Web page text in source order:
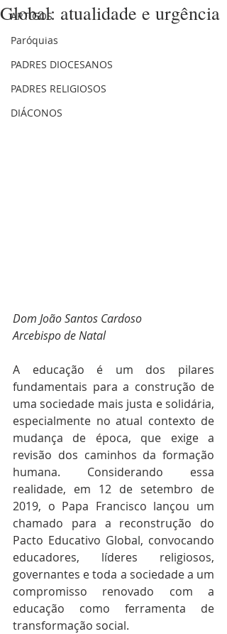
ARTIGOS
Paróquias
PADRES DIOCESANOS
PADRES RELIGIOSOS
DIÁCONOS
Global: atualidade e urgência
Dom João Santos Cardoso
Arcebispo de Natal
A educação é um dos pilares
fundamentais para a construção de
uma sociedade mais justa e solidária,
especialmente no atual contexto de
mudança de época, que exige a
revisão dos caminhos da formação
humana. Considerando essa
realidade, em 12 de setembro de
2019, o Papa Francisco lançou um
chamado para a reconstrução do
Pacto Educativo Global, convocando
educadores, líderes religiosos,
governantes e toda a sociedade a um
compromisso renovado com a
educação como ferramenta de
transformação social.